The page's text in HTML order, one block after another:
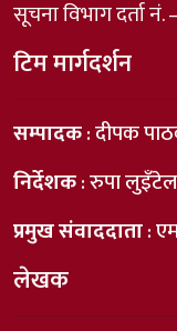
सूचना विभाग दर्ता
टिम मार्गदर्शन
सम्पादक: दीपक
निर्देशक: रुपा लुइँटेल
प्रमुख संवाददाता:
लेखक